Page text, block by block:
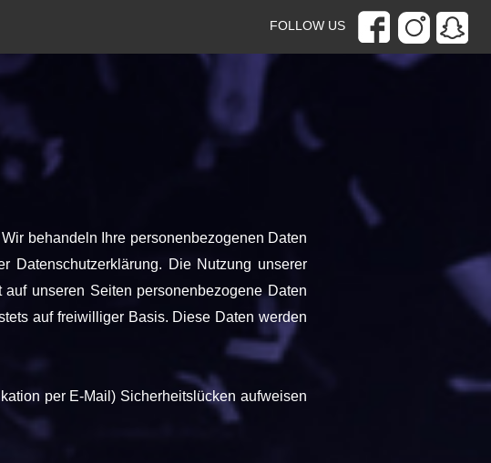
behandeln Ihre personenbezogenen Daten
Datenschutzerklärung. Die Nutzung unserer
unseren Seiten personenbezogene Daten
auf freiwilliger Basis. Diese Daten werden
per E-Mail) Sicherheitslücken aufweisen
FOLLOW US